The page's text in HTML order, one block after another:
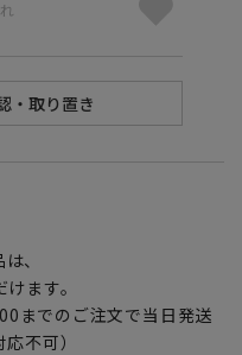
、
ます。
までのご注文で当日発送
不可）